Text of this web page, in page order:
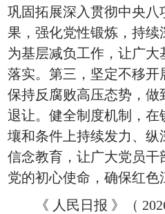
巩固拓展深入贯彻中央
果，强化党性锻炼，持续
为基层减负工作，让广大
落实。第三，坚定不移开
保持反腐败高压态势，做
退让。健全制度机制，在
壤和条件上持续发力、纵
信念教育，让广大党员
党的初心使命，确保红色
《 人民日报 》（ 2026